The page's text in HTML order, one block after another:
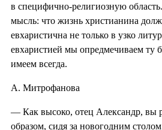
в специфично-религиозную
мысль: что жизнь христианина
евхаристична не только в узко
евхаристией мы опредмечиваем ту
имеем всегда.
А. Митрофанова
— Как высоко, отец Александр, вы
образом, сидя за новогодним